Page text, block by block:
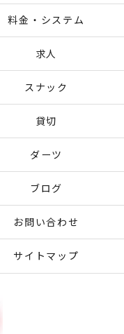
料金・システム
求人
スナック
貸切
ダーツ
ブログ
お問い合わせ
サイトマップ